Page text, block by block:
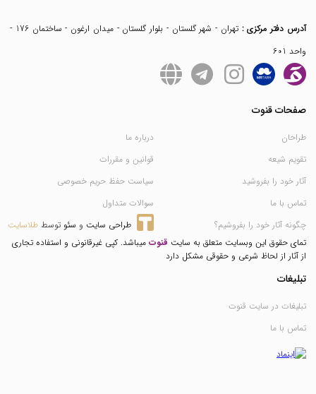
آدرس دفتر مرکزی :
تهران - شهر گلستان - بلوار گلستان - میدان ارغون - ساختمان 176 -
واحد 601
صفحات قنوت
طراحان
تقویم شیعه
آثار خود را بفروشید
تماس با ما
چگونه آثار خود را بفروشیم؟
درباره ما
قوانین و مقررات
سیاست حفظ حریم خصوصی
سوالات متداول
طراحی سایت و سئو توسط طلاسایت
تمای حقوق این وبسایت متعلق به سایت قنوت میباشد. کپی غیرقانونی و استفاده تجاری
از آثار از لحاظ شرعی و حقوقی مشکل دارد
تبلیغات
تبلیغات در سایت قنوت
تماس با ما